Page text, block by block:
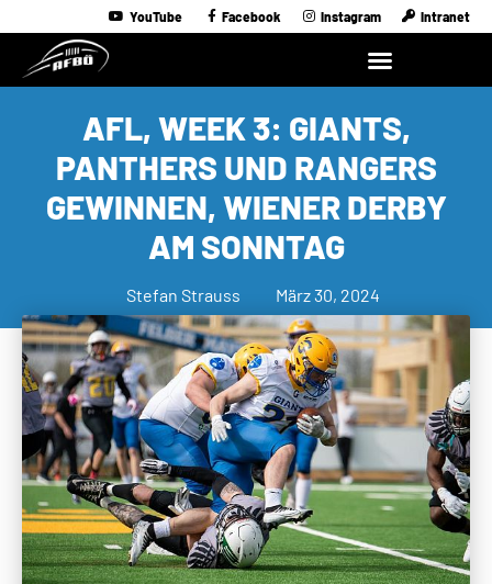
YouTube Facebook Instagram Intranet
AFL, WEEK 3: GIANTS,
PANTHERS UND RANGERS
GEWINNEN, WIENER DERBY
AM SONNTAG
Stefan Strauss März 30, 2024